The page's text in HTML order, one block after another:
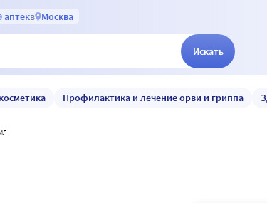
аптекв Москва
Искать
Профилактика и лечение орви и гриппа